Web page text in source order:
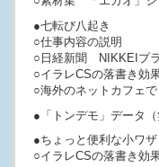
●七転び八起き
○仕事内容の説明
○日経新聞 NIKKEIプ
○イラレCSの落書き効
○海外のネットカフェ
●「トンデモ」データ（
●ちょっと便利な小ワザ
○イラレCSの落書き効